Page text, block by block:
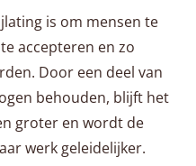
is om mensen te
accepteren en zo
Door een deel van
behouden, blijft het
groter en wordt de
werk geleidelijker.